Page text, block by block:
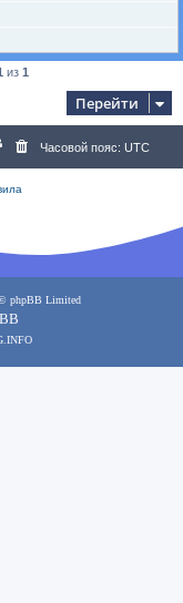
из 1
Перейти
Часовой пояс: UTC
phpBB Limited